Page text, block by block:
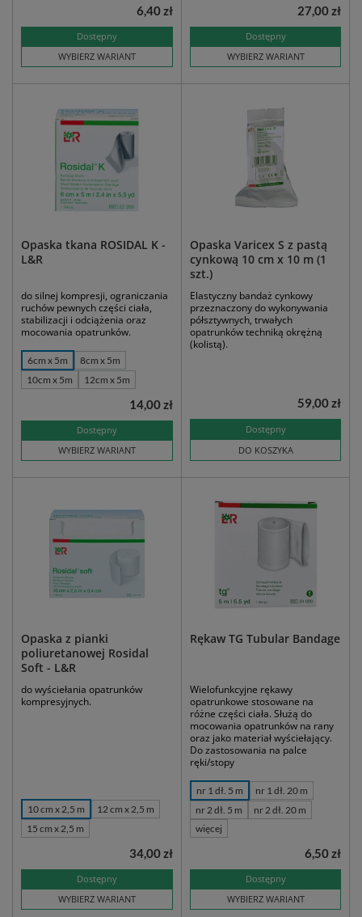
Dostępny
WYBIERZ WARIANT
6,40 zł
Dostępny
WYBIERZ WARIANT
27,00 zł
Opaska tkana ROSIDAL K -
L&R
do silnej kompresji, ograniczania
ruchów pewnych części ciała,
stabilizacji i odciążenia oraz
mocowania opatrunków.
6cm x 5m
8cm x 5m
10cm x 5m
12cm x 5m
Dostępny
WYBIERZ WARIANT
14,00 zł
Opaska Varicex S z pastą
cynkową 10 cm x 10 m (1
szt.)
Elastyczny bandaż cynkowy
przeznaczony do wykonywania
półsztywnych, trwałych
opatrunków techniką okrężną
(kolistą).
Dostępny
DO KOSZYKA
59,00 zł
Opaska z pianki
poliuretanowej Rosidal
Soft - L&R
do wyściełania opatrunków
kompresyjnych.
10 cm x 2,5 m
12 cm x 2,5 m
15 cm x 2,5 m
Dostępny
WYBIERZ WARIANT
34,00 zł
Rękaw TG Tubular Bandage
Wielofunkcyjne rękawy
opatrunkowe stosowane na
różne części ciała. Służą do
mocowania opatrunków na rany
oraz jako materiał wyściełający.
Do zastosowania na palce
ręki/stopy
nr 1 dł. 5 m
nr 1 dł. 20 m
nr 2 dł. 5 m
nr 2 dł. 20 m
więcej
Dostępny
WYBIERZ WARIANT
6,50 zł